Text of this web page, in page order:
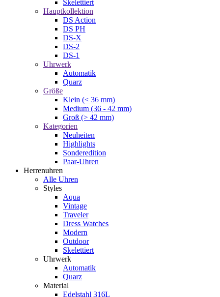
Skelettiert
Hauptkollektion
DS Action
DS PH
DS-X
DS-2
DS-1
Uhrwerk
Automatik
Quarz
Größe
Klein (< 36 mm)
Medium (36 - 42 mm)
Groß (> 42 mm)
Kategorien
Neuheiten
Highlights
Sonderedition
Paar-Uhren
Herrenuhren
Alle Uhren
Styles
Aqua
Vintage
Traveler
Dress Watches
Modern
Outdoor
Skelettiert
Uhrwerk
Automatik
Quarz
Material
Edelstahl 316L